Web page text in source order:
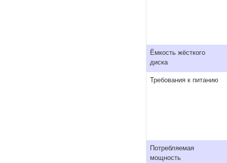
Ёмкость жёсткого
диска
Требования к питанию
Потребляемая
мощность